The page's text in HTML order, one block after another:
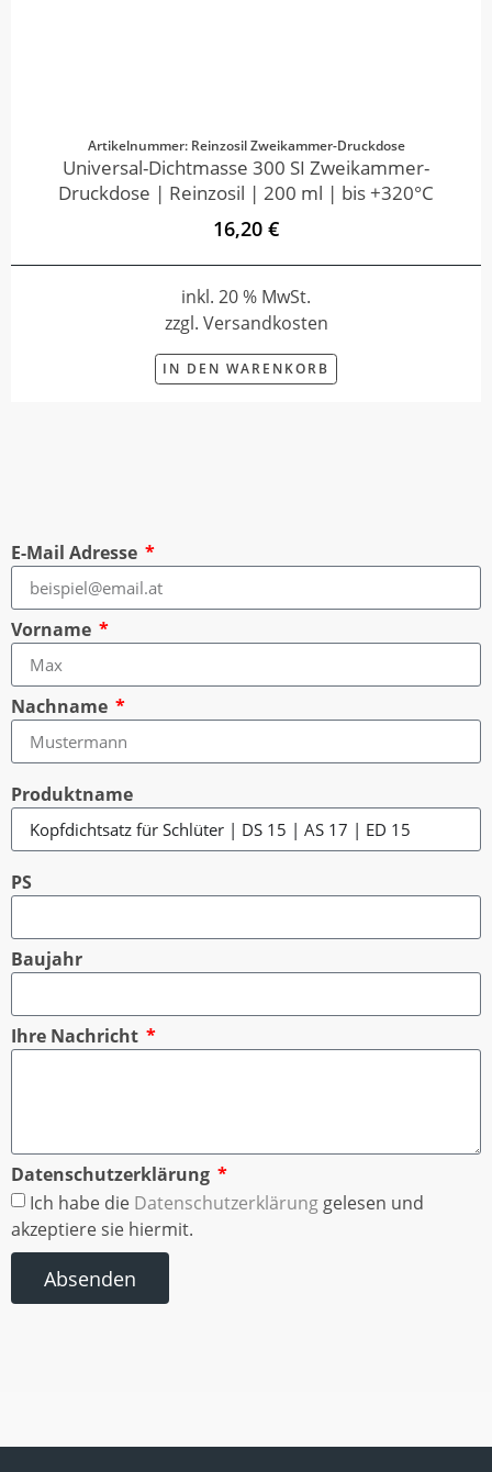
Artikelnummer: Reinzosil Zweikammer-Druckdose
Universal-Dichtmasse 300 SI Zweikammer-
Druckdose | Reinzosil | 200 ml | bis +320°C
16,20 €
inkl. 20 % MwSt.
zzgl. Versandkosten
IN DEN WARENKORB
E-Mail Adresse
Vorname
Nachname
Produktname
PS
Baujahr
Ihre Nachricht
Datenschutzerklärung
Ich habe die Datenschutzerklärung gelesen und
akzeptiere sie hiermit.
Absenden